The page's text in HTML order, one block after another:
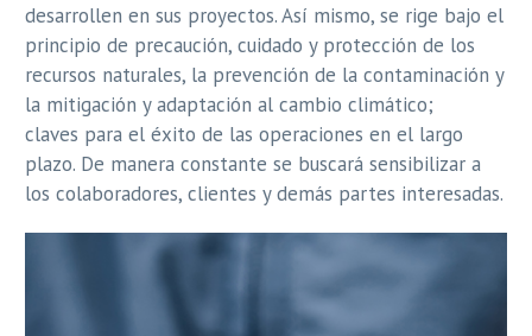
desarrollen en sus proyectos. Así mismo, se rige bajo el
principio de precaución, cuidado y protección de los
recursos naturales, la prevención de la contaminación y
la mitigación y adaptación al cambio climático;
claves para el éxito de las operaciones en el largo
plazo. De manera constante se buscará sensibilizar a
los colaboradores, clientes y demás partes interesadas.